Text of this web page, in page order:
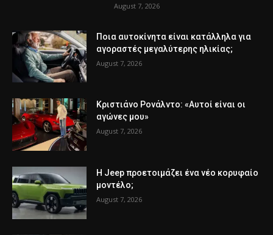
August 7, 2026
Ποια αυτοκίνητα είναι κατάλληλα για
αγοραστές μεγαλύτερης ηλικίας;
August 7, 2026
Κριστιάνο Ρονάλντο: «Αυτοί είναι οι
αγώνες μου»
August 7, 2026
Η Jeep προετοιμάζει ένα νέο κορυφαίο
μοντέλο;
August 7, 2026